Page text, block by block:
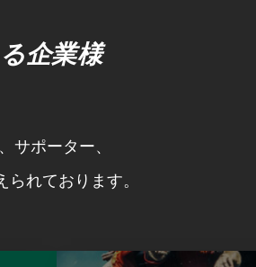
企業様
サポーター、
れております。